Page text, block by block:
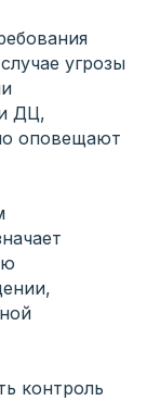
угрозы
ДЦ,
оповещают
контроль